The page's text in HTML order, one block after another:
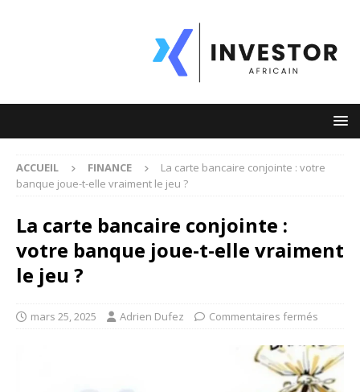
ACCUEIL FINANCE
La carte bancaire conjointe : votre
banque joue-t-elle vraiment le jeu ?
La carte bancaire conjointe :
votre banque joue-t-elle vraiment
le jeu ?
mars 25, 2025 Adrien Dufez Commentaires fermés